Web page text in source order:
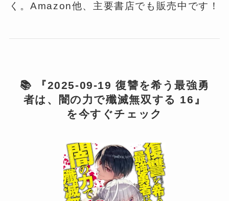
く。Amazon他、主要書店でも販売中です！
📚 『2025-09-19 復讐を希う最強勇
者は、闇の力で殲滅無双する 16』
を今すぐチェック